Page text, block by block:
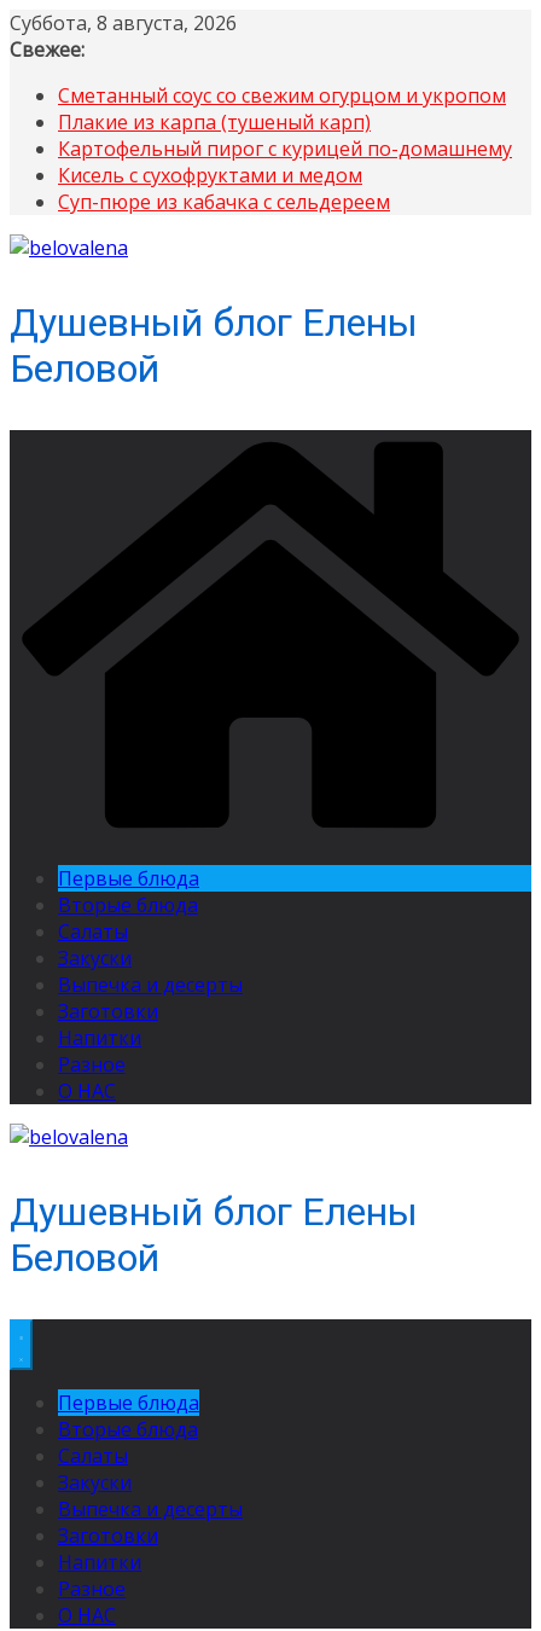
Перейти
к
Суббота, 8 августа, 2026
Свежее:
Сметанный соус со свежим огурцом и укропом
Плакие из карпа (тушеный карп)
Картофельный пирог с курицей по-домашнему
Кисель с сухофруктами и медом
Суп-пюре из кабачка с сельдереем
Душевный блог Елены
Беловой
Первые блюда
Вторые блюда
Салаты
Закуски
Выпечка и десерты
Заготовки
Напитки
Разное
О НАС
Душевный блог Елены
Беловой
Первые блюда
Вторые блюда
Салаты
Закуски
Выпечка и десерты
Заготовки
Напитки
Разное
О НАС